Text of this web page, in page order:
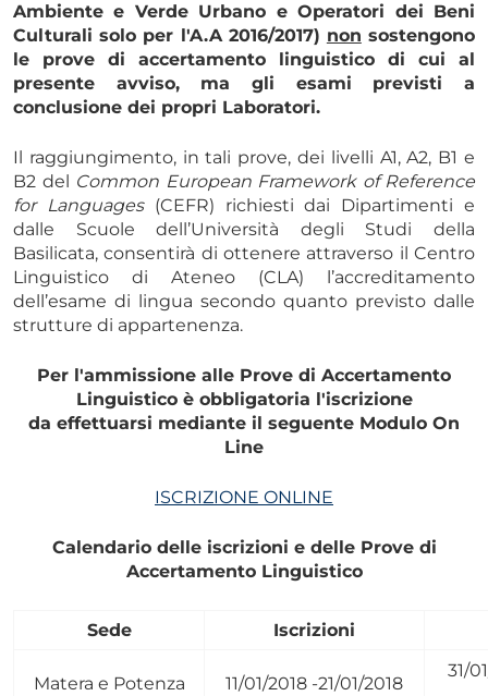
Ambiente e Verde Urbano e Operatori dei Beni
Culturali solo per l'A.A 2016/2017) non sostengono
le prove di accertamento linguistico di cui al
presente avviso, ma gli esami previsti a
conclusione dei propri Laboratori.
Il raggiungimento, in tali prove, dei livelli A1, A2, B1 e
B2 del
Common European Framework of Reference
for Languages(CEFR) richiesti dai Dipartimenti e
dalle Scuole dell’Università degli Studi della
Basilicata, consentirà di ottenere attraverso il Centro
Linguistico di Ateneo (CLA) l’accreditamento
dell’esame di lingua secondo quanto previsto dalle
strutture di appartenenza.
Per l'ammissione alle Prove di Accertamento
Linguistico è obbligatoria l'iscrizione
da effettuarsi mediante il seguente Modulo On
Line
ISCRIZIONE ONLINE
Calendario delle iscrizioni e delle Prove di
Accertamento Linguistico
Sede Iscrizioni
Matera e Potenza 11/01/2018 -21/01/2018
31/